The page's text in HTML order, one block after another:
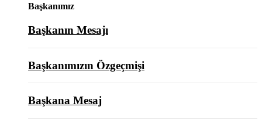
Başkanımız
Başkanın Mesajı
Başkanımızın Özgeçmişi
Başkana Mesaj